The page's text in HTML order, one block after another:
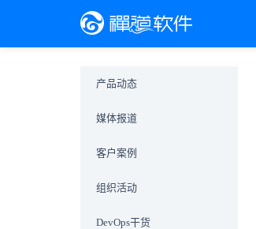
产品动态
媒体报道
客户案例
组织活动
DevOps干货